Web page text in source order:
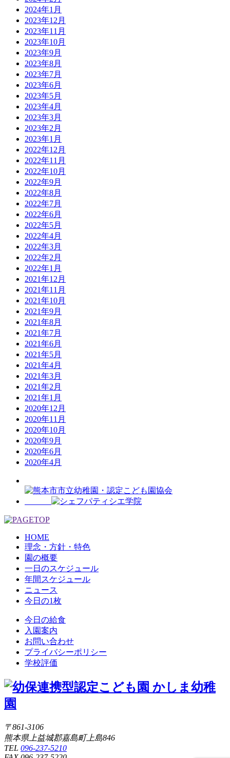
2024年1月
2023年12月
2023年11月
2023年10月
2023年9月
2023年8月
2023年7月
2023年6月
2023年5月
2023年4月
2023年3月
2023年2月
2023年1月
2022年12月
2022年11月
2022年10月
2022年9月
2022年8月
2022年7月
2022年6月
2022年5月
2022年4月
2022年3月
2022年2月
2022年1月
2021年12月
2021年11月
2021年10月
2021年9月
2021年8月
2021年7月
2021年6月
2021年5月
2021年4月
2021年3月
2021年2月
2021年1月
2020年12月
2020年11月
2020年10月
2020年9月
2020年6月
2020年4月
HOME
理念・方針・特色
園の概要
一日のスケジュール
年間スケジュール
ニュース
今日の1枚
今日の給食
入園案内
お問い合わせ
プライバシーポリシー
学校評価
〒861-3106
熊本県上益城郡嘉島町上島846
TEL 096-237-5210